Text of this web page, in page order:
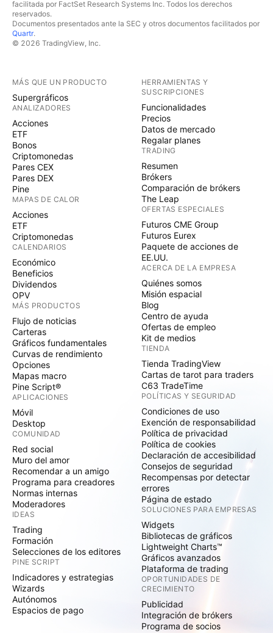
facilitada por FactSet Research Systems Inc. Todos los derechos
reservados.
Documentos presentados ante la SEC y otros documentos facilitados por
Quartr.
© 2026 TradingView, Inc.
MÁS QUE UN PRODUCTO
Supergráficos
ANALIZADORES
Acciones
ETF
Bonos
Criptomonedas
Pares CEX
Pares DEX
Pine
MAPAS DE CALOR
Acciones
ETF
Criptomonedas
CALENDARIOS
Económico
Beneficios
Dividendos
OPV
MÁS PRODUCTOS
Flujo de noticias
Carteras
Gráficos fundamentales
Curvas de rendimiento
Opciones
Mapas macro
Pine Script®
APLICACIONES
Móvil
Desktop
COMUNIDAD
Red social
Muro del amor
Recomendar a un amigo
Programa para creadores
Normas internas
Moderadores
IDEAS
Trading
Formación
Selecciones de los editores
PINE SCRIPT
Indicadores y estrategias
Wizards
Autónomos
Espacios de pago
HERRAMIENTAS Y
SUSCRIPCIONES
Funcionalidades
Precios
Datos de mercado
Regalar planes
TRADING
Resumen
Brókers
Comparación de brókers
The Leap
OFERTAS ESPECIALES
Futuros CME Group
Futuros Eurex
Paquete de acciones de
EE.UU.
ACERCA DE LA EMPRESA
Quiénes somos
Misión espacial
Blog
Centro de ayuda
Ofertas de empleo
Kit de medios
TIENDA
Tienda TradingView
Cartas de tarot para traders
C63 TradeTime
POLÍTICAS Y SEGURIDAD
Condiciones de uso
Exención de responsabilidad
Política de privacidad
Política de cookies
Declaración de accesibilidad
Consejos de seguridad
Recompensas por detectar
errores
Página de estado
SOLUCIONES PARA EMPRESAS
Widgets
Bibliotecas de gráficos
Lightweight Charts™
Gráficos avanzados
Plataforma de trading
OPORTUNIDADES DE
CRECIMIENTO
Publicidad
Integración de brókers
Programa de socios